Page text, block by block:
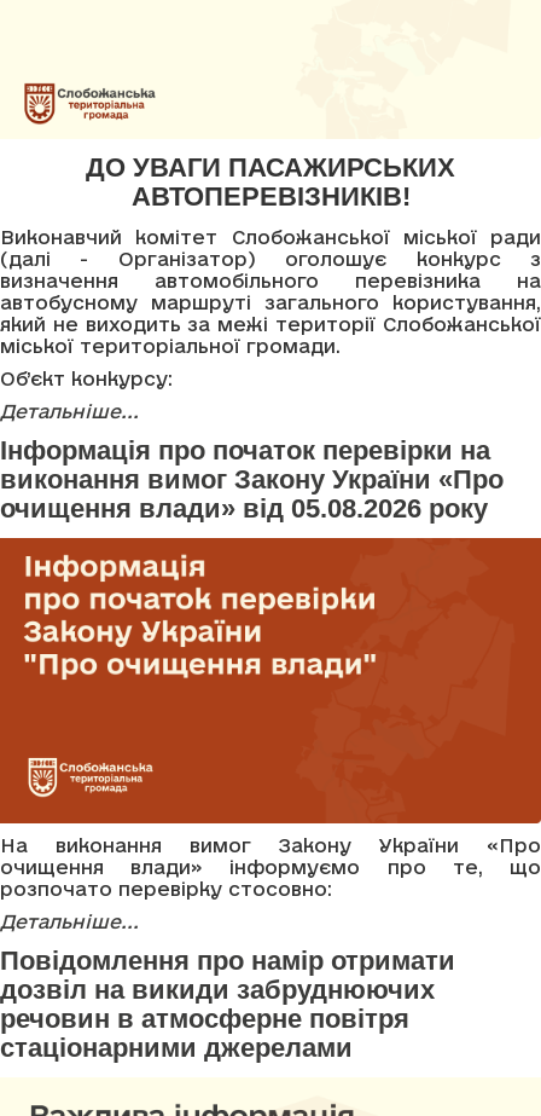
ДО УВАГИ ПАСАЖИРСЬКИХ
АВТОПЕРЕВІЗНИКІВ!
Виконавчий комітет Слобожанської міської ради
(далі - Організатор) оголошує конкурс з
визначення автомобільного перевізника на
автобусному маршруті загального користування,
який не виходить за межі території Слобожанської
міської територіальної громади.
Об’єкт конкурсу:
Детальніше...
Інформація про початок перевірки на
виконання вимог Закону України «Про
очищення влади» від 05.08.2026 року
На виконання вимог Закону України «Про
очищення влади» інформуємо про те, що
розпочато перевірку стосовно:
Детальніше...
Повідомлення про намір отримати
дозвіл на викиди забруднюючих
речовин в атмосферне повітря
стаціонарними джерелами